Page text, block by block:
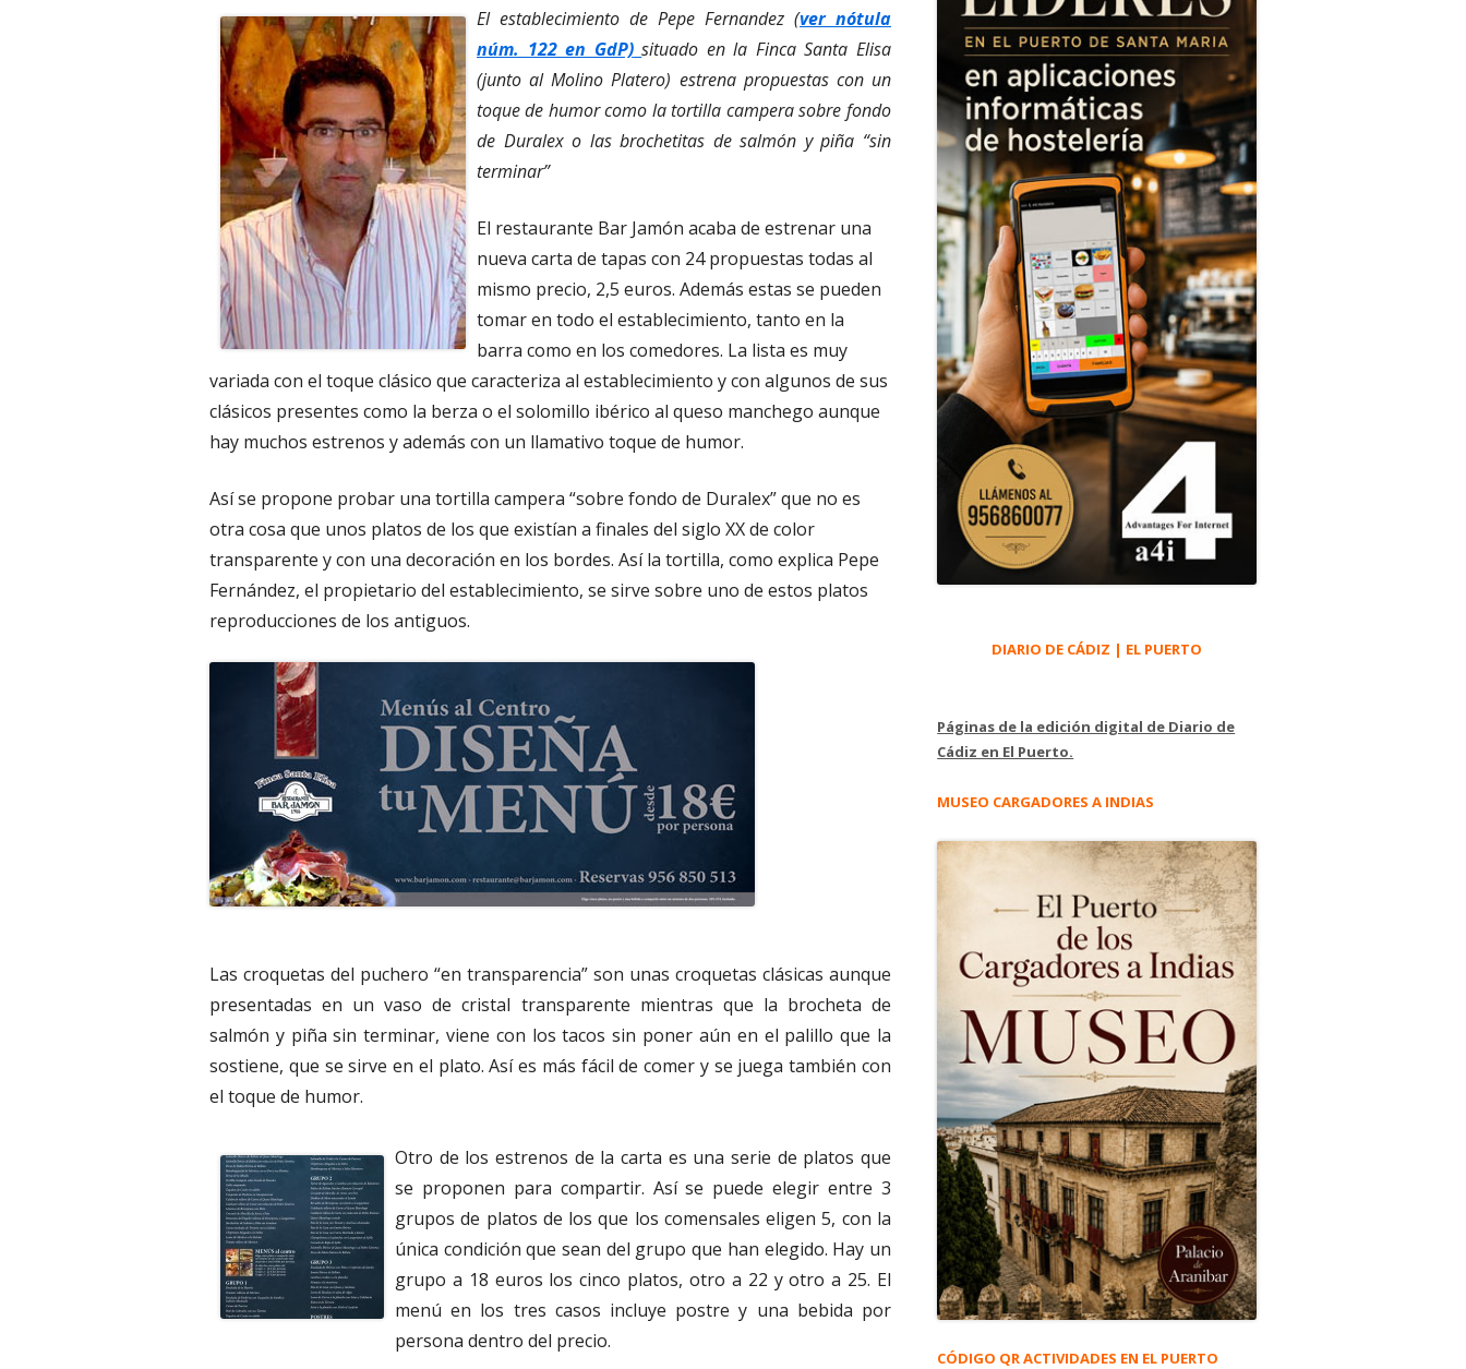
El establecimiento de Pepe Fernandez (ver nótula
núm. 122 en GdP) situado en la Finca Santa Elisa
(junto al Molino Platero) estrena propuestas con un
toque de humor como la tortilla campera sobre fondo
de Duralex o las brochetitas de salmón y piña “sin
terminar”
El restaurante Bar Jamón acaba de estrenar una
nueva carta de tapas con 24 propuestas todas al
mismo precio, 2,5 euros. Además estas se pueden
tomar en todo el establecimiento, tanto en la
barra como en los comedores. La lista es muy
variada con el toque clásico que caracteriza al establecimiento y con algunos de sus
clásicos presentes como la berza o el solomillo ibérico al queso manchego aunque
hay muchos estrenos y además con un llamativo toque de humor.
Así se propone probar una tortilla campera “sobre fondo de Duralex” que no es
otra cosa que unos platos de los que existían a finales del siglo XX de color
transparente y con una decoración en los bordes. Así la tortilla, como explica Pepe
Fernández, el propietario del establecimiento, se sirve sobre uno de estos platos
reproducciones de los antiguos.
Las croquetas del puchero “en transparencia” son unas croquetas clásicas aunque
presentadas en un vaso de cristal transparente mientras que la brocheta de
salmón y piña sin terminar, viene con los tacos sin poner aún en el palillo que la
sostiene, que se sirve en el plato. Así es más fácil de comer y se juega también con
el toque de humor.
Otro de los estrenos de la carta es una serie de platos que
se proponen para compartir. Así se puede elegir entre 3
grupos de platos de los que los comensales eligen 5, con la
única condición que sean del grupo que han elegido. Hay un
grupo a 18 euros los cinco platos, otro a 22 y otro a 25. El
menú en los tres casos incluye postre y una bebida por
persona dentro del precio.
DIARIO DE CÁDIZ | EL PUERTO
Páginas de la edición digital de Diario de
Cádiz en El Puerto.
MUSEO CARGADORES A INDIAS
CÓDIGO QR ACTIVIDADES EN EL PUERTO